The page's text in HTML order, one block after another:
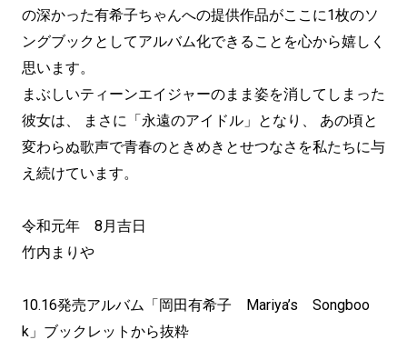
の深かった有希子ちゃんへの提供作品がここに1枚のソ
ングブックとしてアルバム化できることを心から嬉しく
思います。
まぶしいティーンエイジャーのまま姿を消してしまった
彼女は、 まさに「永遠のアイドル」となり、 あの頃と
変わらぬ歌声で青春のときめきとせつなさを私たちに与
え続けています。
令和元年 8月吉日
竹内まりや
10.16発売アルバム「岡田有希子 Mariya’s Songboo
k」ブックレットから抜粋